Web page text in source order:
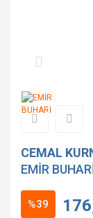
CEMAL
EMİR
%39